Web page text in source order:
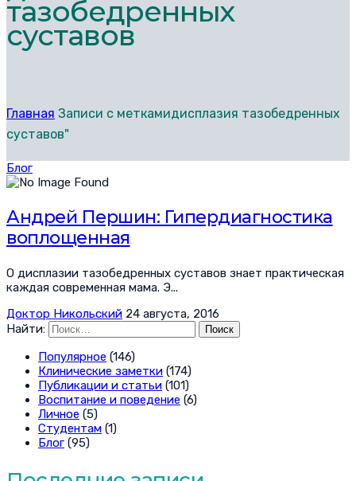
тазобедренных
суставов
Главная Записи с меткамидисплазия тазобедренных
суставов"
Блог
Андрей Першин: Гипердиагностика
воплощенная
О дисплазии тазобедренных суставов знает практическая
каждая современная мама. Э...
Доктор Никольский 24 августа, 2016
Найти:
Популярное (146)
Клинические заметки (174)
Публикации и статьи (101)
Воспитание и поведение (6)
Личное (5)
Студентам (1)
Блог (95)